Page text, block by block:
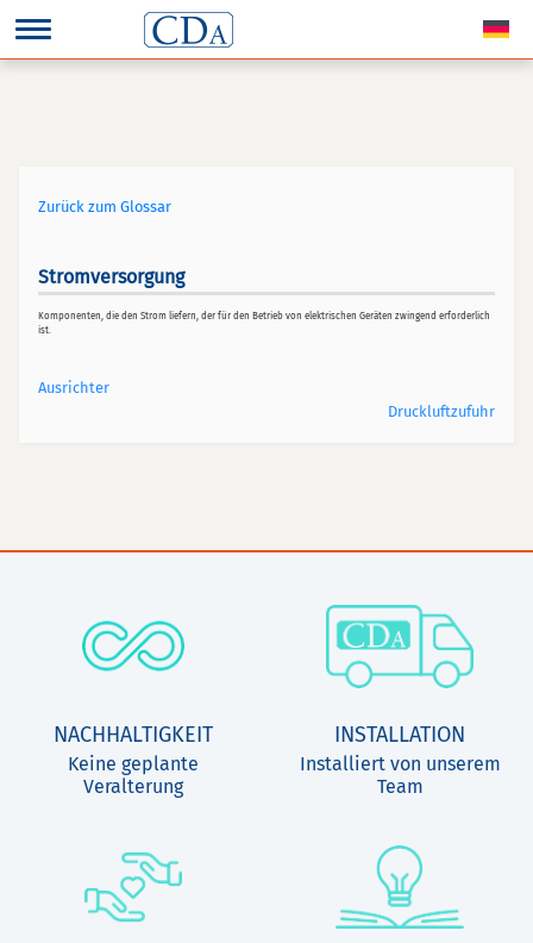
Zurück zum Glossar
Stromversorgung
Komponenten, die den Strom liefern, der für den Betrieb von elektrischen Geräten zwingend erforderlich
ist.
Ausrichter
Druckluftzufuhr
NACHHALTIGKEIT
Keine geplante
Veralterung
INSTALLATION
Installiert von unserem
Team